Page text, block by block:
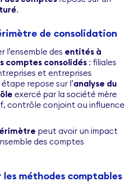
.
de consolidation
l’ensemble des entités à
comptes consolidés : filiales
et entreprises
repose sur l’analyse du
exercé par la société mère
contrôle conjoint ou influence
peut avoir un impact
des comptes
les méthodes comptables